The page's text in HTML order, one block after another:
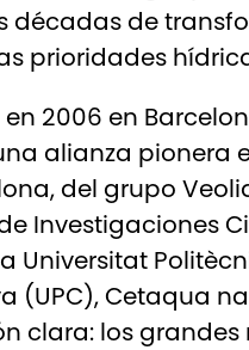
décadas de
prioridades
2006 en
alianza pionera
del grupo
Investigaciones
Universitat
(UPC), Cetaqua
clara: los grandes